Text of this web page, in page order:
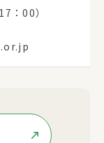
：00）